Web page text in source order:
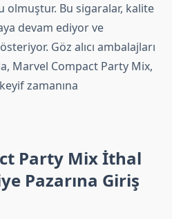
Bu sigaralar, kalite
devam ediyor ve
Göz alıcı ambalajları
Marvel Compact Party Mix,
zamanına
Party Mix İthal
Pazarına Giriş